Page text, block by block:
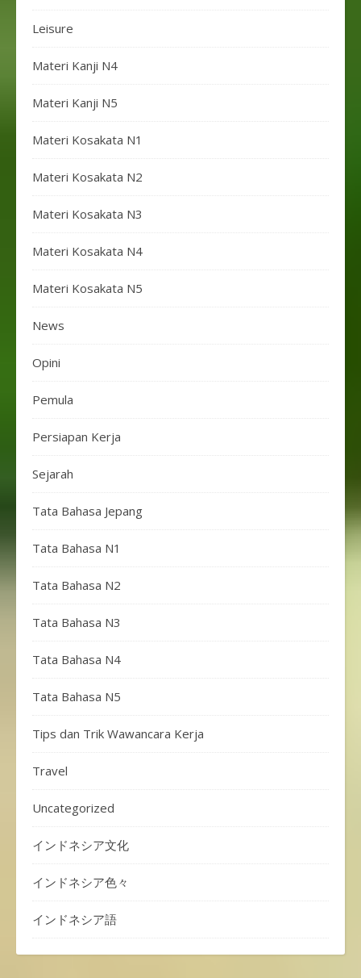
Leisure
Materi Kanji N4
Materi Kanji N5
Materi Kosakata N1
Materi Kosakata N2
Materi Kosakata N3
Materi Kosakata N4
Materi Kosakata N5
News
Opini
Pemula
Persiapan Kerja
Sejarah
Tata Bahasa Jepang
Tata Bahasa N1
Tata Bahasa N2
Tata Bahasa N3
Tata Bahasa N4
Tata Bahasa N5
Tips dan Trik Wawancara Kerja
Travel
Uncategorized
インドネシア文化
インドネシア色々
インドネシア語